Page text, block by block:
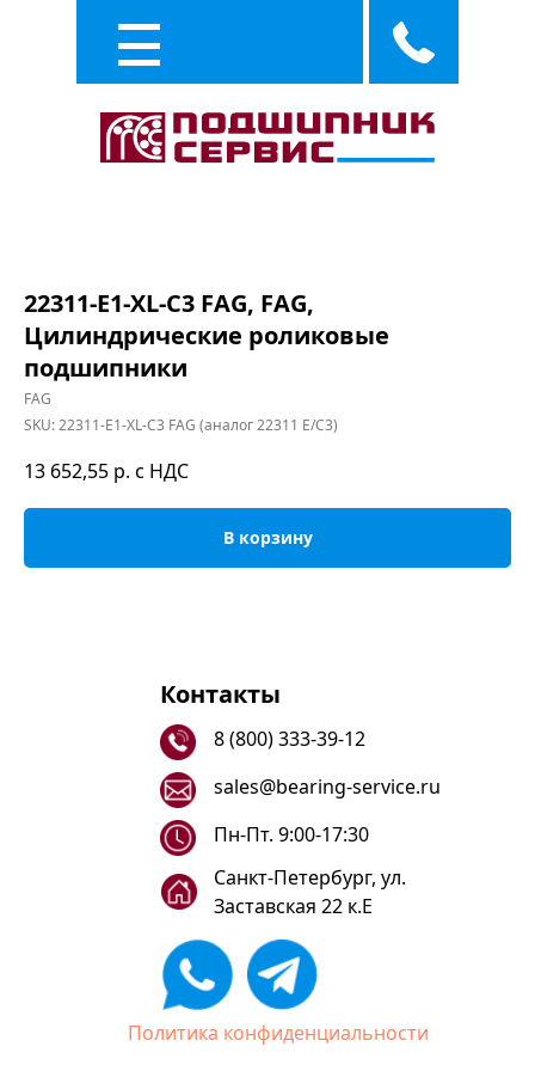
22311-E1-XL-C3 FAG, FAG,
Цилиндрические роликовые
подшипники
FAG
SKU:22311-E1-XL-C3 FAG (аналог 22311 E/C3)
13 652,55 р. с НДС
В корзину
Контакты
8 (800) 333-39-12
sales@bearing-service.ru
Санкт-Петербург, ул.
Заставская 22 к.Е
Пн-Пт. 9:00-17:30
Политика конфиденциальности